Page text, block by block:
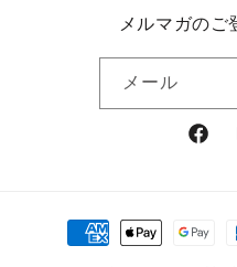
メルマガのご
メール
決
済